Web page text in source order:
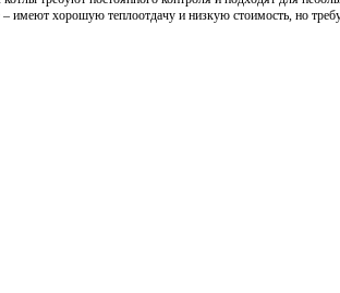
имеют хорошую теплоотдачу и низкую стоимость, но